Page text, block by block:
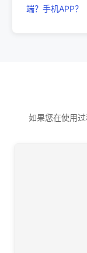
端？手机APP？
如果您在使用